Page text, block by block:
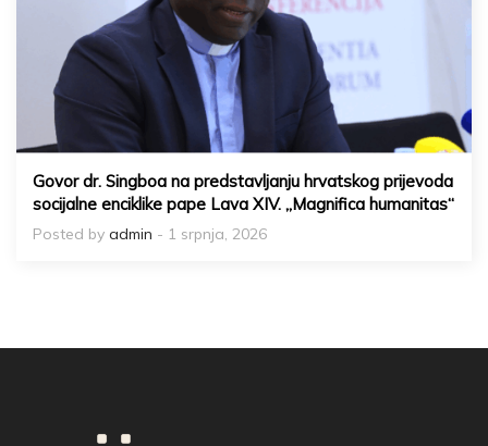
Govor dr. Singboa na predstavljanju hrvatskog prijevoda
socijalne enciklike pape Lava XIV. „Magnifica humanitas“
Posted by admin - 1 srpnja, 2026